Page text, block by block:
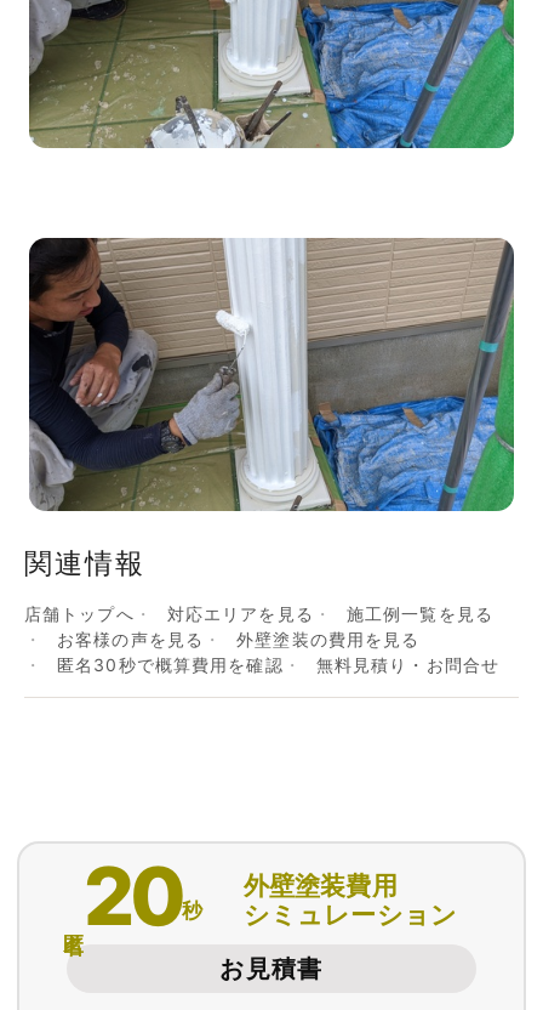
関連情報
店舗トップへ 対応エリアを見る
施工例一覧を見る
お客様の声を見る
外壁塗装の費用を見る
匿名30秒で概算費用を確認
無料見積り・お問合せ
20秒
外壁塗装費用
シミュレーション
お見積書